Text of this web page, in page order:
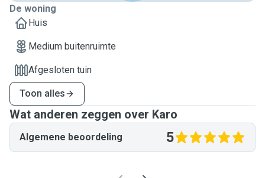
De woning
Huis
Medium buitenruimte
Afgesloten tuin
Toon alles
Wat anderen zeggen over Karo
Algemene beoordeling 5